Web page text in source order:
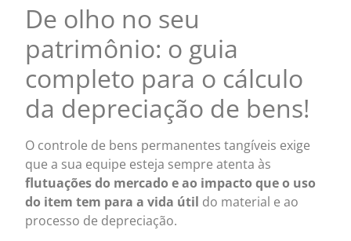
De olho no seu
patrimônio: o guia
completo para o cálculo
da depreciação de bens!
O controle de bens permanentes tangíveis exige
que a sua equipe esteja sempre atenta às
flutuações do mercado e ao impacto que o uso
do item tem para a vida útil do material e ao
processo de depreciação.